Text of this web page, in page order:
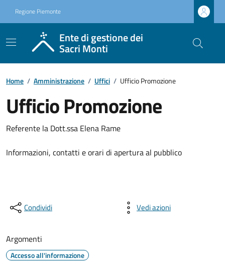
Regione Piemonte
Ente di gestione dei
Sacri Monti
Home / Amministrazione / Uffici / Ufficio Promozione
Ufficio Promozione
Referente la Dott.ssa Elena Rame
Informazioni, contatti e orari di apertura al pubblico
Condividi Vedi azioni
Argomenti
Accesso all'informazione